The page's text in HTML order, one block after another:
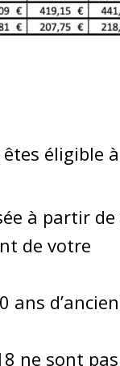
éligible
à partir de
de votre
ans
ne sont pas